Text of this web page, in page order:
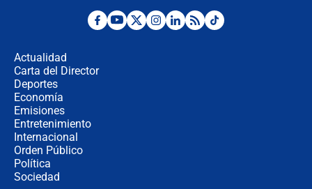
"No hubo fraude ni posibilidad de
Actualidad
Carta del Director
Deportes
Economía
Emisiones
Entretenimiento
Internacional
Orden Público
Política
Sociedad